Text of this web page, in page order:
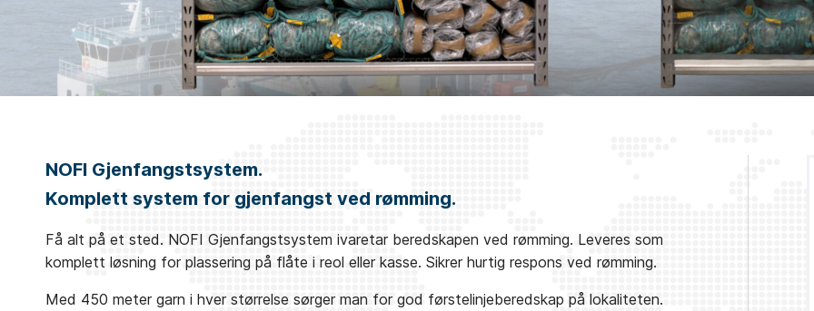
NOFI Gjenfangstsystem.
Komplett system for gjenfangst ved rømming.
Få alt på et sted. NOFI Gjenfangstsystem ivaretar beredskapen ved rømming. Leveres som
komplett løsning for plassering på flåte i reol eller kasse. Sikrer hurtig respons ved rømming.
Med 450 meter garn i hver størrelse sørger man for god førstelinjeberedskap på lokaliteten.